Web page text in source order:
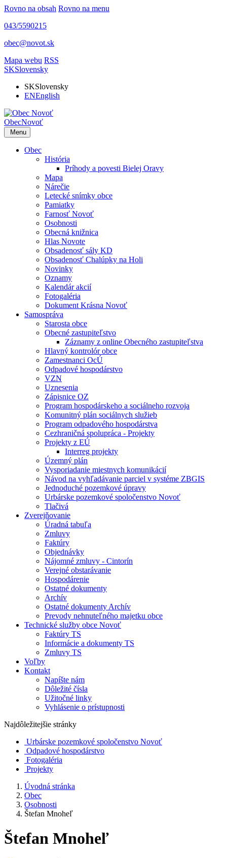
Rovno na obsah Rovno na menu
043/5590215
obec@novot.sk
Mapa webu RSS
SKSlovensky
SKSlovensky
ENEnglish
ObecNovoť
Menu
Obec
História
Príhody a povesti Bielej Oravy
Mapa
Nárečie
Letecké snímky obce
Pamiatky
Farnosť Novoť
Osobnosti
Obecná knižnica
Hlas Novote
Obsadenosť sály KD
Obsadenosť Chalúpky na Holi
Novinky
Oznamy
Kalendár akcií
Fotogaléria
Dokument Krásna Novoť
Samospráva
Starosta obce
Obecné zastupiteľstvo
Záznamy z online Obecného zastupiteľstva
Hlavný kontrolór obce
Zamestnanci OcÚ
Odpadové hospodárstvo
VZN
Uznesenia
Zápisnice OZ
Program hospodárskeho a sociálneho rozvoja
Komunitný plán sociálnych služieb
Program odpadového hospodárstva
Cezhraničná spolupráca - Projekty
Projekty z EÚ
Interreg projekty
Územný plán
Vysporiadanie miestnych komunikácií
Návod na vyhľadávanie parciel v systéme ZBGIS
Jednoduché pozemkové úpravy
Urbárske pozemkové spoločenstvo Novoť
Tlačivá
Zverejňovanie
Úradná tabuľa
Zmluvy
Faktúry
Objednávky
Nájomné zmluvy - Cintorín
Verejné obstarávanie
Hospodárenie
Ostatné dokumenty
Archív
Ostatné dokumenty Archív
Prevody nehnuteľného majetku obce
Technické služby obce Novoť
Faktúry TS
Informácie a dokumenty TS
Zmluvy TS
Voľby
Kontakt
Napíšte nám
Dôležité čísla
Užitočné linky
Vyhlásenie o prístupnosti
Najdôležitejšie stránky
Urbárske pozemkové spoločenstvo Novoť
Odpadové hospodárstvo
Fotogaléria
Projekty
Úvodná stránka
Obec
Osobnosti
Štefan Mnoheľ
Štefan Mnoheľ